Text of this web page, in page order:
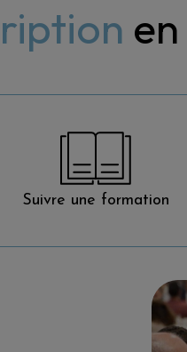
Suivre une formation